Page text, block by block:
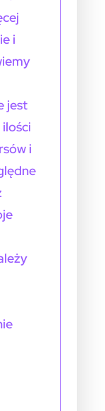
i
jest
i